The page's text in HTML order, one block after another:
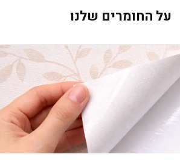
על החומרים שלנו